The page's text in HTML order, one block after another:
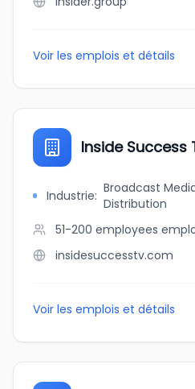
Voir les emplois et détails
Inside Success
Industrie: Broadcast
Distribution
51-200 employees
insidesuccesstv.com
Voir les emplois et détails